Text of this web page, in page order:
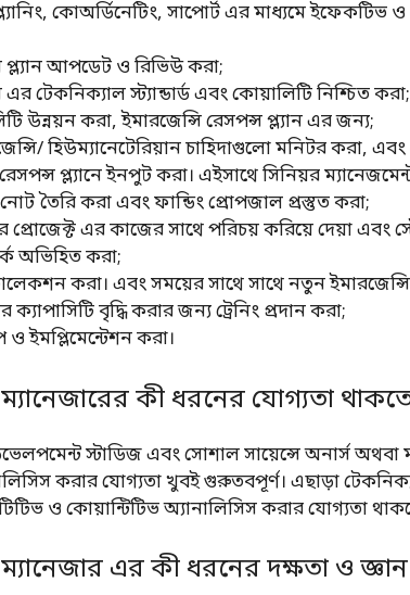
কোঅর্ডিনেটিং, সাপোর্ট এর মাধ্যমে ইফেকটিভ
প্ল্যান আপডেট ও রিভিউ করা;
এর টেকনিক্যাল স্ট্যান্ডার্ড এবং কোয়ালিটি নিশ্চিত করা;
উন্নয়ন করা, ইমারজেন্সি রেসপন্স প্ল্যান এর জন্য;
হিউম্যানেটেরিয়ান চাহিদাগুলো মনিটর করা,
প্ল্যানে ইনপুট করা। এইসাথে সিনিয়র
তৈরি করা এবং ফান্ডিং প্রোপজাল প্রস্তুত করা;
প্রোজেক্ট এর কাজের সাথে পরিচয় করিয়ে দেয়া এবং
অভিহিত করা;
করা। এবং সময়ের সাথে সাথে নতুন
বৃদ্ধি করার জন্য ট্রেনিং প্রদান করা;
ইমপ্লিমেন্টেশন করা।
কী ধরনের যোগ্যতা
স্টাডিজ এবং সোশাল সায়েন্সে অনার্স অথবা
করার যোগ্যতা খুবই গুরুতবপূর্ণ। এছাড়া
ও কোয়ান্টিটিভ অ্যানালিসিস করার যোগ্যতা
এর কী ধরনের দক্ষতা ও